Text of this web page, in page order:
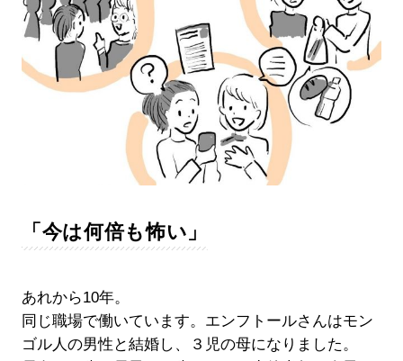
「今は何倍も怖い」
あれから10年。
同じ職場で働いています。エンフトールさんはモン
ゴル人の男性と結婚し、３児の母になりました。